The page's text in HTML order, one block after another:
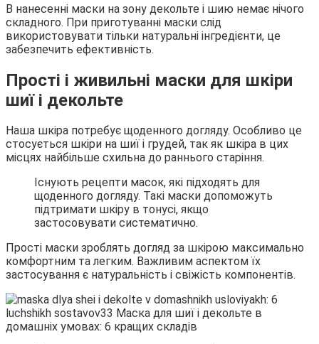
В нанесенні маски на зону декольте і шию немає нічого
складного. При приготуванні маски слід
використовувати тільки натуральні інгредієнти, це
забезпечить ефективність.
Прості і живильні маски для шкіри
шиї і декольте
Наша шкіра потребує щоденного догляду. Особливо це
стосується шкіри на шиї і грудей, так як шкіра в цих
місцях найбільше схильна до раннього старіння.
Існують рецепти масок, які підходять для
щоденного догляду. Такі маски допоможуть
підтримати шкіру в тонусі, якщо
застосовувати систематично.
Прості маски зроблять догляд за шкірою максимально
комфортним та легким. Важливим аспектом їх
застосування є натуральність і свіжість компонентів.